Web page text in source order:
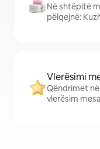
Në shtëpitë
pëlqejnë:
Vlerësimi
Qëndrimet në
vlerësim